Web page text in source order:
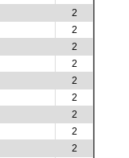
2
2
2
2
2
2
2
2
2